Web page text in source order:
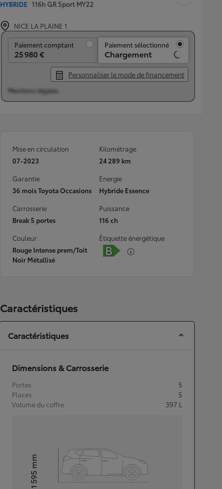
HYBRIDE 116h GR Sport MY22
NICE LA PLAINE 1
Paiement comptant
25 980 €
Paiement sélectionné
Chargement
Personnaliser le mode de financement
Mentions légales
Mise en circulation
07-2023
Kilométrage
24 289 km
Garantie
36 mois Toyota Occasions
Energie
Hybride Essence
Carrosserie
Break 5 portes
Puissance
116 ch
Couleur
Rouge Intense prem/Toit
Noir Métallisé
Étiquette énergétique
Caractéristiques
Caractéristiques
Dimensions & Carrosserie
Portes
5
Places
5
Volume du coffre
397 L
Hauteur1 595
mm